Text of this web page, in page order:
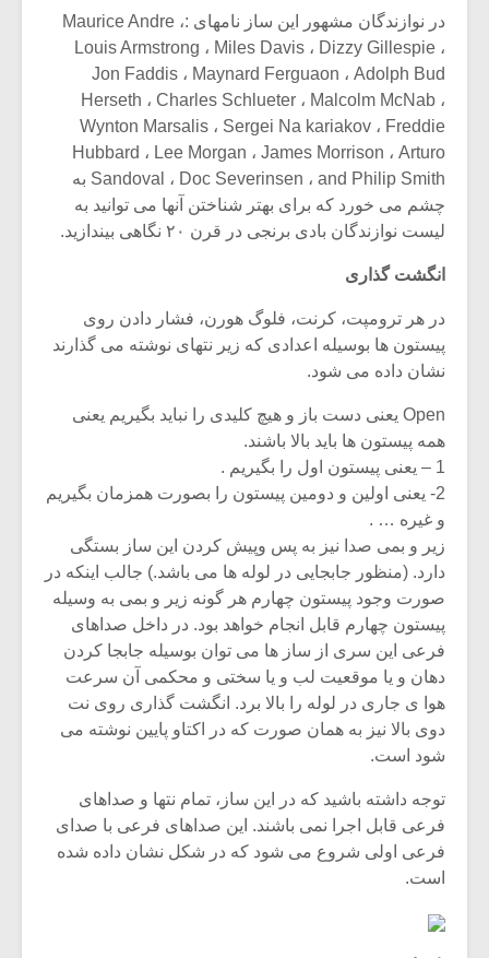
در نوازندگان مشهور این ساز نامهای :Maurice Andre ،
Louis Armstrong ، Miles Davis ، Dizzy Gillespie ،
Jon Faddis ، Maynard Ferguaon ، Adolph Bud
Herseth ، Charles Schlueter ، Malcolm McNab ،
Wynton Marsalis ، Sergei Na kariakov ، Freddie
Hubbard ، Lee Morgan ، James Morrison ، Arturo
Sandoval ، Doc Severinsen ، and Philip Smith به
چشم می خورد که برای بهتر شناختن آنها می توانید به
لیست نوازندگان بادی برنجی در قرن ۲۰ نگاهی بیندازید.
انگشت گذاری
در هر ترومپت، کرنت، فلوگ هورن، فشار دادن روی
پیستون ها بوسیله اعدادی که زیر نتهای نوشته می گذارند
نشان داده می شود.
Open یعنی دست باز و هیچ کلیدی را نباید بگیریم یعنی
همه پیستون ها باید بالا باشند.
1 – یعنی پیستون اول را بگیریم .
2- یعنی اولین و دومین پیستون را بصورت همزمان بگیریم
و غیره … .
زیر و بمی صدا نیز به پس وپیش کردن این ساز بستگی
دارد. (منظور جابجایی در لوله ها می باشد.) جالب اینکه در
صورت وجود پیستون چهارم هر گونه زیر و بمی به وسیله
پیستون چهارم قابل انجام خواهد بود. در داخل صداهای
فرعی این سری از ساز ها می توان بوسیله جابجا کردن
دهان و یا موقعیت لب و یا سختی و محکمی آن سرعت
هوا ی جاری در لوله را بالا برد. انگشت گذاری روی نت
دوی بالا نیز به همان صورت که در اکتاو پایین نوشته می
شود است.
توجه داشته باشید که در این ساز، تمام نتها و صداهای
فرعی قابل اجرا نمی باشند. این صداهای فرعی با صدای
فرعی اولی شروع می شود که در شکل نشان داده شده
است.